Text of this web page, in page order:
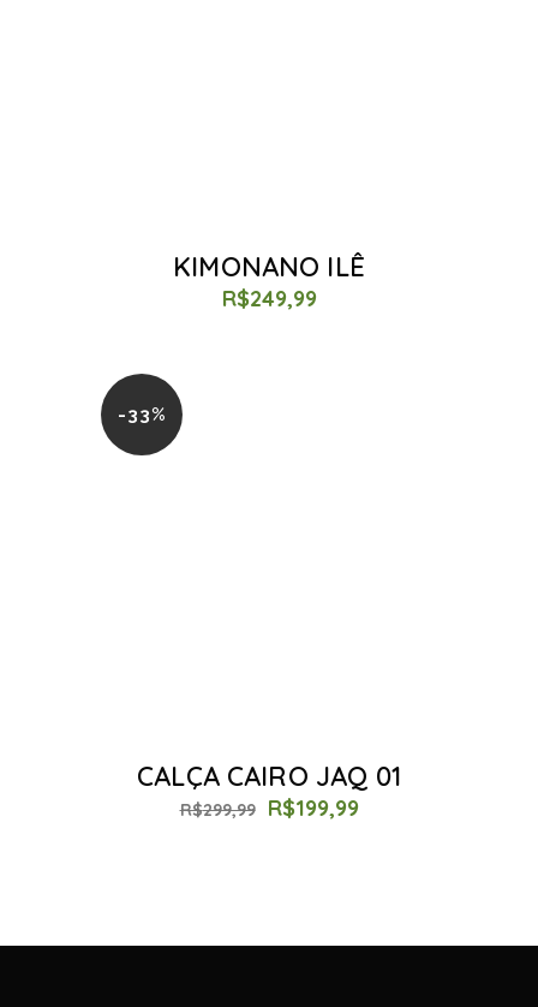
KIMONANO ILÊ
R$249,99
-33%
CALÇA CAIRO JAQ 01
R$299,99 R$199,99